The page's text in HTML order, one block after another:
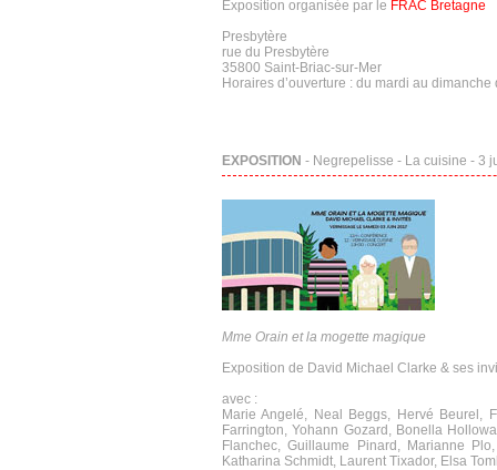
Exposition organisée par le FRAC Bretagne
Presbytère
rue du Presbytère
35800 Saint-Briac-sur-Mer
Horaires d’ouverture : du mardi au dimanche
EXPOSITION - Negrepelisse - La cuisine - 3
Mme Orain et la mogette magique
Exposition de David Michael Clarke & ses
avec :
Marie Angelé, Neal Beggs, Hervé Beurel,
Farrington, Yohann Gozard, Bonella
Flanchec, Guillaume Pinard, Marianne
Katharina Schmidt, Laurent Tixador, Elsa